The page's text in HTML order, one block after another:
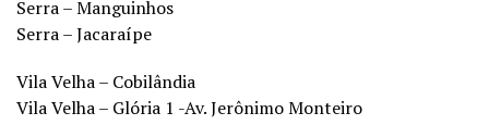
Serra – Manguinhos
Serra – Jacaraípe
Vila Velha – Cobilândia
Vila Velha – Glória 1 -Av. Jerônimo Monteiro